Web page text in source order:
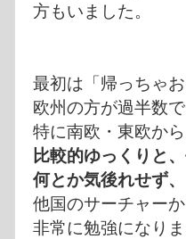
方もいました。
最初は「帰っちゃ
欧州の方が過半数
特に南欧・東欧か
比較的ゆっくりと
何とか気後れせず
他国のサーチャー
非常に勉強になり